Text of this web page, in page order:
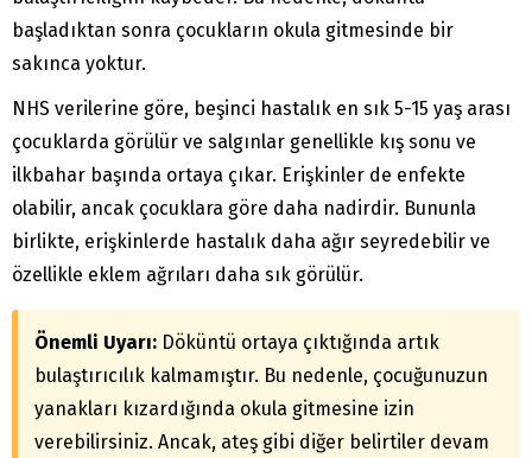
başladıktan sonra çocukların okula gitmesinde bir
sakınca yoktur.
NHS verilerine göre, beşinci hastalık en sık 5-15 yaş arası
çocuklarda görülür ve salgınlar genellikle kış sonu ve
ilkbahar başında ortaya çıkar. Erişkinler de enfekte
olabilir, ancak çocuklara göre daha nadirdir. Bununla
birlikte, erişkinlerde hastalık daha ağır seyredebilir ve
özellikle eklem ağrıları daha sık görülür.
Önemli Uyarı: Döküntü ortaya çıktığında artık
bulaştırıcılık kalmamıştır. Bu nedenle, çocuğunuzun
yanakları kızardığında okula gitmesine izin
verebilirsiniz. Ancak, ateş gibi diğer belirtiler devam